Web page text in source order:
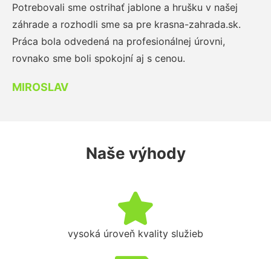
Potrebovali sme ostrihať jablone a hrušku v našej
záhrade a rozhodli sme sa pre krasna-zahrada.sk.
Práca bola odvedená na profesionálnej úrovni,
rovnako sme boli spokojní aj s cenou.
MIROSLAV
Naše výhody
vysoká úroveň kvality služieb